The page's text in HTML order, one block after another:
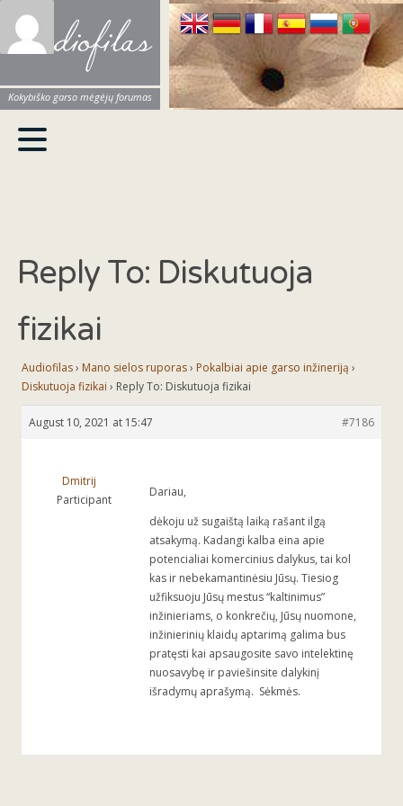
Audiofilas
Kokybiško garso mėgėjų forumas
Reply To: Diskutuoja
fizikai
Audiofilas› Mano sielos ruporas› Pokalbiai apie garso inžineriją ›
Diskutuoja fizikai › Reply To: Diskutuoja fizikai
August 10, 2021 at 15:47 #7186
Dmitrij
Participant
Dariau,
dėkoju už sugaištą laiką rašant ilgą
atsakymą. Kadangi kalba eina apie
potencialiai komercinius dalykus, tai kol
kas ir nebekamantinėsiu Jūsų. Tiesiog
užfiksuoju Jūsų mestus “kaltinimus”
inžinieriams, o konkrečių, Jūsų nuomone,
inžinierinių klaidų aptarimą galima bus
pratęsti kai apsaugosite savo intelektinę
nuosavybę ir paviešinsite dalykinį
išradymų aprašymą. Sėkmės.